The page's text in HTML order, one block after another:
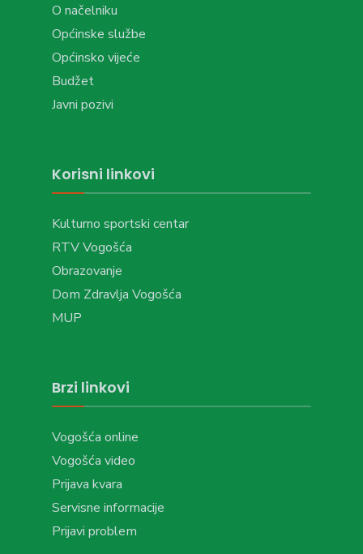
O načelniku
Općinske službe
Općinsko vijeće
Budžet
Javni pozivi
Korisni linkovi
Kulturno sportski centar
RTV Vogošća
Obrazovanje
Dom Zdravlja Vogošća
MUP
Brzi linkovi
Vogošća online
Vogošća video
Prijava kvara
Servisne informacije
Prijavi problem